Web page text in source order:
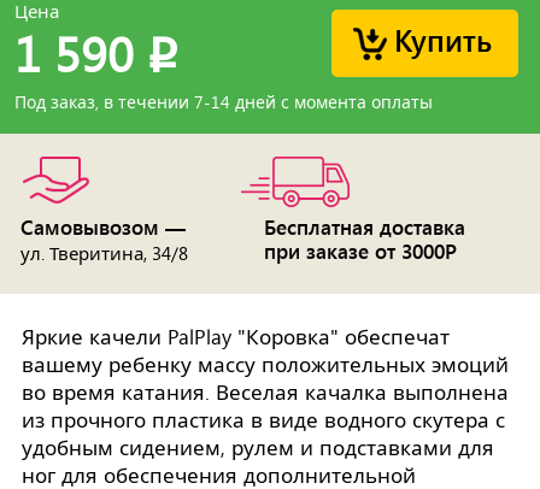
Купить
Цена
1 590 p
Под заказ, в течении 7-14 дней с момента оплаты
Самовывозом —
ул. Тверитина, 34/8
Бесплатная доставка
при заказе от 3000Р
Яркие качели PalPlay "Коровка" обеспечат
вашему ребенку массу положительных эмоций
во время катания. Веселая качалка выполнена
из прочного пластика в виде водного скутера с
удобным сидением, рулем и подставками для
ног для обеспечения дополнительной